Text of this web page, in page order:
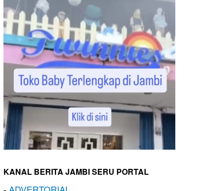
KANAL BERITA JAMBI SERU PORTAL